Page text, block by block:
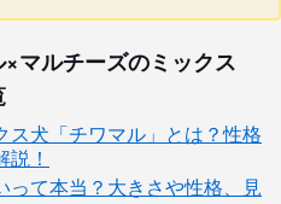
マルチーズのミックス
ス犬「チワマル」とは？性格
！
て本当？大きさや性格、見